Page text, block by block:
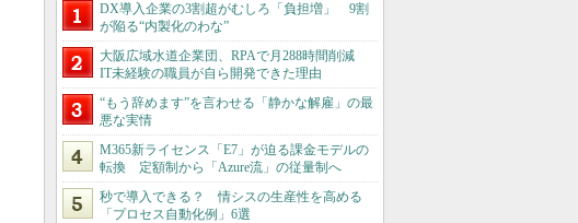
DX導入企業の3割超がむしろ「負担増」 9割
が陥る“内製化のわな”
大阪広域水道企業団、RPAで月288時間削減
IT未経験の職員が自ら開発できた理由
“もう辞めます”を言わせる「静かな解雇」の最
悪な実情
M365新ライセンス「E7」が迫る課金モデルの
転換 定額制から「Azure流」の従量制へ
秒で導入できる？ 情シスの生産性を高める
「プロセス自動化例」6選